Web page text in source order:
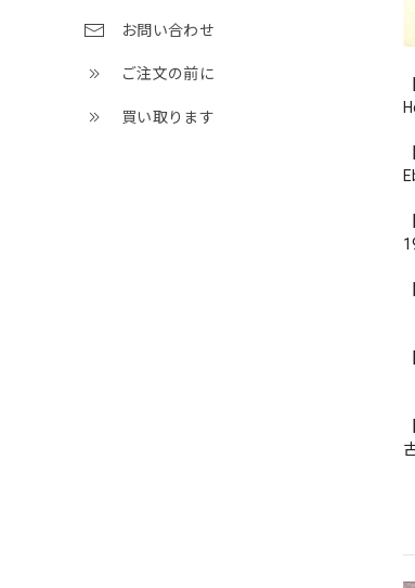
お問い合わせ
ご注文の前に
買い取ります